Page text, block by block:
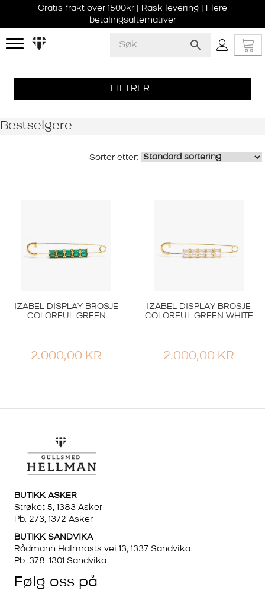
Gratis frakt over 1500kr | Rask levering | Flere
betalingsalternativer
FILTRER
Bestselgere
IZABEL DISPLAY BROSJE
COLORFUL GREEN
2.000,00 KR
IZABEL DISPLAY BROSJE
COLORFUL GREEN WHITE
2.000,00 KR
BUTIKK ASKER
Strøket 5, 1383 Asker
Pb. 273, 1372 Asker
BUTIKK SANDVIKA
Rådmann Halmrasts vei 13, 1337 Sandvika
Pb. 378, 1301 Sandvika
Følg oss på